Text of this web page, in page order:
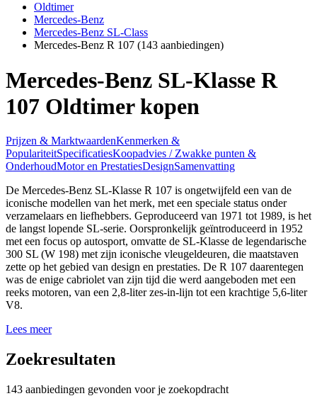
Oldtimer
Mercedes-Benz
Mercedes-Benz SL-Class
Mercedes-Benz R 107 (143 aanbiedingen)
Mercedes-Benz SL-Klasse R
107 Oldtimer kopen
Prijzen & MarktwaardenKenmerken &
PopulariteitSpecificatiesKoopadvies / Zwakke punten &
OnderhoudMotor en PrestatiesDesignSamenvatting
De Mercedes-Benz SL-Klasse R 107 is ongetwijfeld een van de
iconische modellen van het merk, met een speciale status onder
verzamelaars en liefhebbers. Geproduceerd van 1971 tot 1989, is het
de langst lopende SL-serie. Oorspronkelijk geïntroduceerd in 1952
met een focus op autosport, omvatte de SL-Klasse de legendarische
300 SL (W 198) met zijn iconische vleugeldeuren, die maatstaven
zette op het gebied van design en prestaties. De R 107 daarentegen
was de enige cabriolet van zijn tijd die werd aangeboden met een
reeks motoren, van een 2,8-liter zes-in-lijn tot een krachtige 5,6-liter
V8.
Lees meer
Zoekresultaten
143 aanbiedingen gevonden voor je zoekopdracht